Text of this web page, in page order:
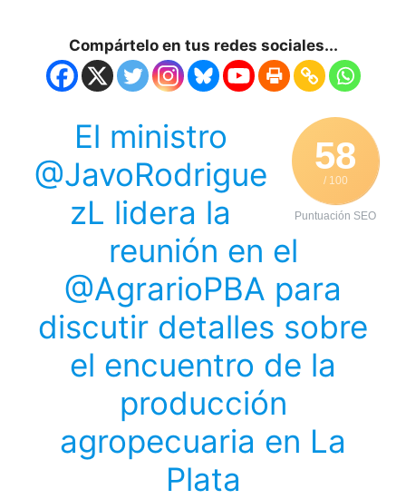
Compártelo en tus redes sociales...
58
/ 100
Puntuación SEO
El ministro
@JavoRodrigue
zL lidera la
reunión en el
@AgrarioPBA para
discutir detalles sobre
el encuentro de la
producción
agropecuaria en La
Plata